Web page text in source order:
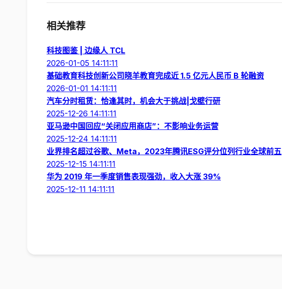
相关推荐
科技图鉴 | 边缘人 TCL
2026-01-05 14:11:11
基础教育科技创新公司晓羊教育完成近 1.5 亿元人民币 B 轮融资
2026-01-01 14:11:11
汽车分时租赁：恰逢其时，机会大于挑战|戈壁行研
2025-12-26 14:11:11
亚马逊中国回应“关闭应用商店”：不影响业务运营
2025-12-24 14:11:11
业界排名超过谷歌、Meta，2023年腾讯ESG评分位列行业全球前五
2025-12-15 14:11:11
华为 2019 年一季度销售表现强劲，收入大涨 39%
2025-12-11 14:11:11